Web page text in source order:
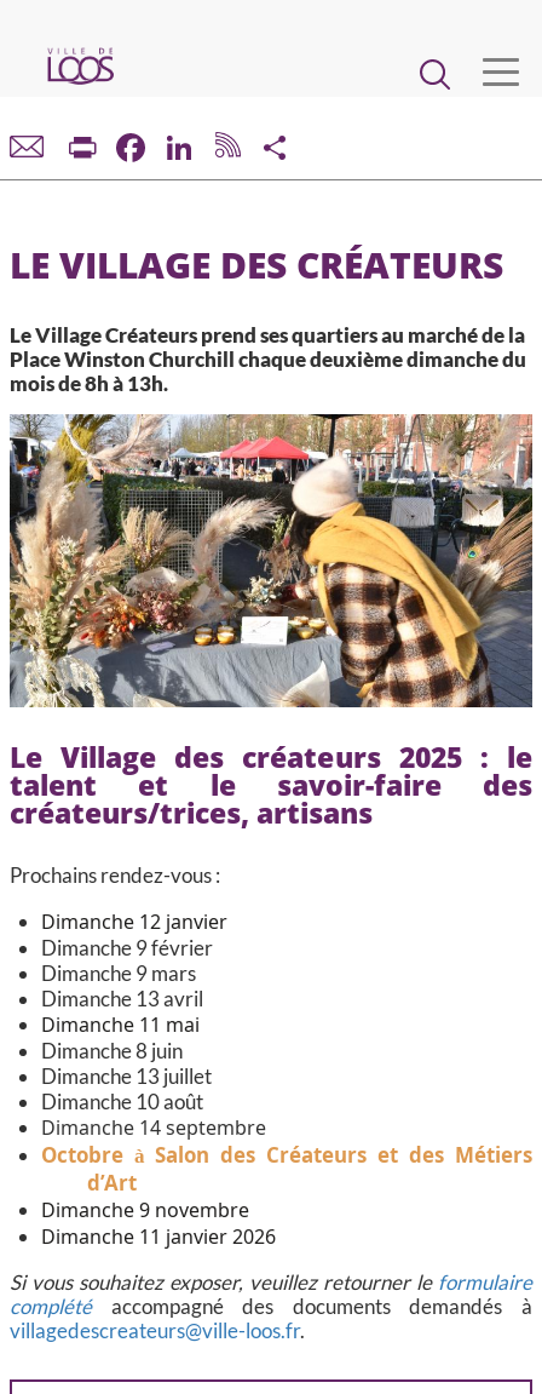
contenu
principal
Main
navigation
VIE MUNICIPALE
CADRE DE VIE ET URBANISME
ECONOMIE ET EMPLOI
CULTURE, SPORT, ASSOCIATIONS
CCAS, SOLIDARITÉ ET SANTÉ
POLICE MUNICIPALE
Print FacebookLinkedIn
LE VILLAGE DES CRÉATEURS
Le Village Créateurs prend ses quartiers au marché de la
Place Winston Churchill chaque deuxième dimanche du
mois de 8h à 13h.
Le Village des créateurs 2025 : le
talent et le savoir-faire des
créateurs/trices, artisans
Prochains rendez-vous :
Dimanche 12 janvier
Dimanche 9 février
Dimanche 9 mars
Dimanche 13 avril
Dimanche 11 mai
Dimanche 8 juin
Dimanche 13 juillet
Dimanche 10 août
Dimanche 14 septembre
Octobre àSalon des Créateurs et des Métiers
d’Art
Dimanche 9 novembre
Dimanche 11 janvier 2026
Si vous souhaitez exposer, veuillez retourner le formulaire
complétéaccompagné des documents demandés à
villagedescreateurs@ville-loos.fr.